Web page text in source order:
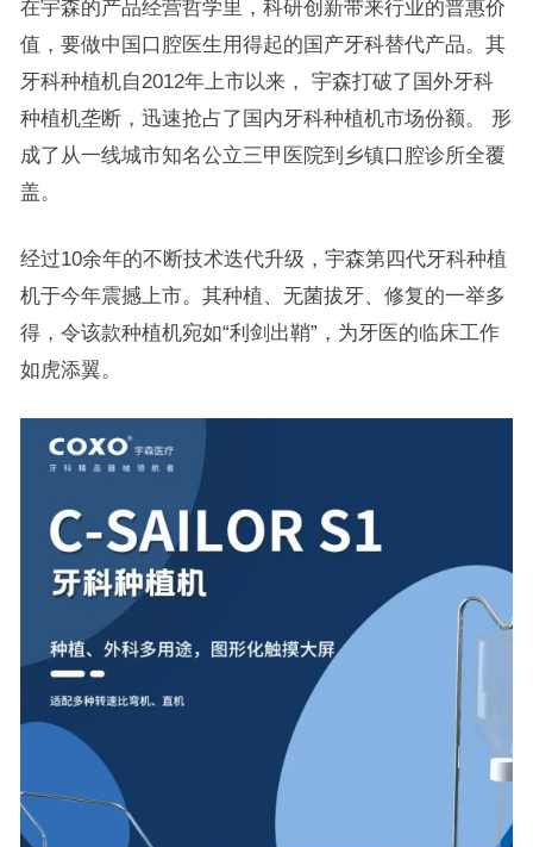
在宇森的产品经营哲学里，科研创新带来行业的普惠价
值，要做中国口腔医生用得起的国产牙科替代产品。其
牙科种植机自2012年上市以来， 宇森打破了国外牙科
种植机垄断，迅速抢占了国内牙科种植机市场份额。 形
成了从一线城市知名公立三甲医院到乡镇口腔诊所全覆
盖。
经过10余年的不断技术迭代升级，宇森第四代牙科种植
机于今年震撼上市。其种植、无菌拔牙、修复的一举多
得，令该款种植机宛如“利剑出鞘”，为牙医的临床工作
如虎添翼。